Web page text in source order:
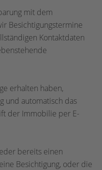
mit dem
Besichtigungstermine
Kontaktdaten
erhalten haben,
und automatisch das
der Immobilie per E-
bereits einen
Besichtigung, oder die